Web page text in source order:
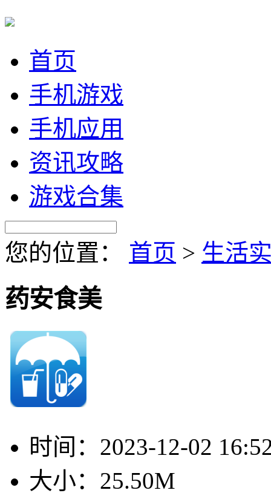
首页
手机游戏
手机应用
资讯攻略
游戏合集
您的位置： 首页 > 生活
药安食美
时间： 2023-12-02
大小： 25.50M